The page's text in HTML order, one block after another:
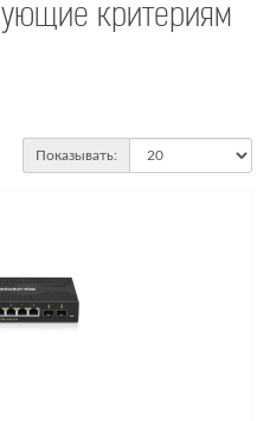
критериям
Показывать: